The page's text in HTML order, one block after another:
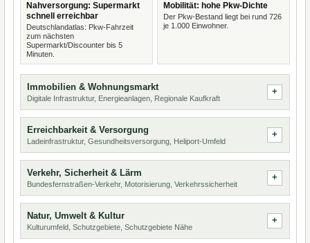
Nahversorgung: Supermarkt
schnell erreichbar
Deutschlandatlas: Pkw-Fahrzeit
zum nächsten
Supermarkt/Discounter bis 5
Minuten.
Mobilität: hohe Pkw-Dichte
Der Pkw-Bestand liegt bei rund 726
je 1.000 Einwohner.
Immobilien & Wohnungsmarkt
Digitale Infrastruktur, Energieanlagen, Regionale Kaufkraft
Erreichbarkeit & Versorgung
Ladeinfrastruktur, Gesundheitsversorgung, Heliport-Umfeld
Verkehr, Sicherheit & Lärm
Bundesfernstraßen-Verkehr, Motorisierung, Verkehrssicherheit
Natur, Umwelt & Kultur
Kulturumfeld, Schutzgebiete, Schutzgebiete Nähe